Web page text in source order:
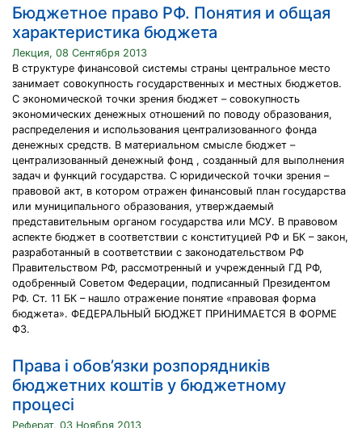
Бюджетное право РФ. Понятия и общая
характеристика бюджета
Лекция, 08 Сентября 2013
В структуре финансовой системы страны центральное место
занимает совокупность государственных и местных бюджетов.
С экономической точки зрения бюджет – совокупность
экономических денежных отношений по поводу образования,
распределения и использования централизованного фонда
денежных средств. В материальном смысле бюджет –
централизованный денежный фонд , созданный для выполнения
задач и функций государства. С юридической точки зрения –
правовой акт, в котором отражен финансовый план государства
или муниципального образования, утверждаемый
представительным органом государства или МСУ. В правовом
аспекте бюджет в соответствии с конституцией РФ и БК – закон,
разработанный в соответствии с законодательством РФ
Правительством РФ, рассмотренный и учрежденный ГД РФ,
одобренный Советом Федерации, подписанный Президентом
РФ. Ст. 11 БК – нашло отражение понятие «правовая форма
бюджета». ФЕДЕРАЛЬНЫЙ БЮДЖЕТ ПРИНИМАЕТСЯ В ФОРМЕ
ФЗ.
Права і обов’язки розпорядників
бюджетних коштів у бюджетному
процесі
Реферат, 03 Ноября 2013